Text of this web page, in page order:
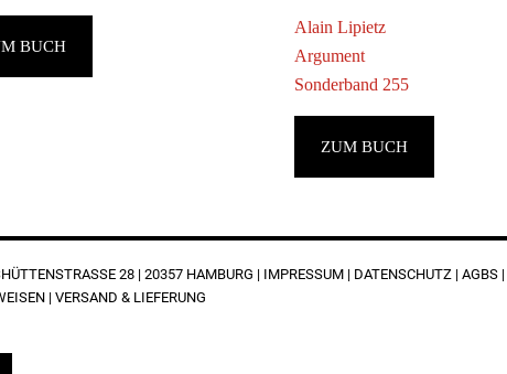
BUCH
Alain Lipietz
Argument
Sonderband 255
ZUM BUCH
28 | 20357 HAMBURG | IMPRESSUM | DATENSCHUTZ | AGBS |
| VERSAND & LIEFERUNG